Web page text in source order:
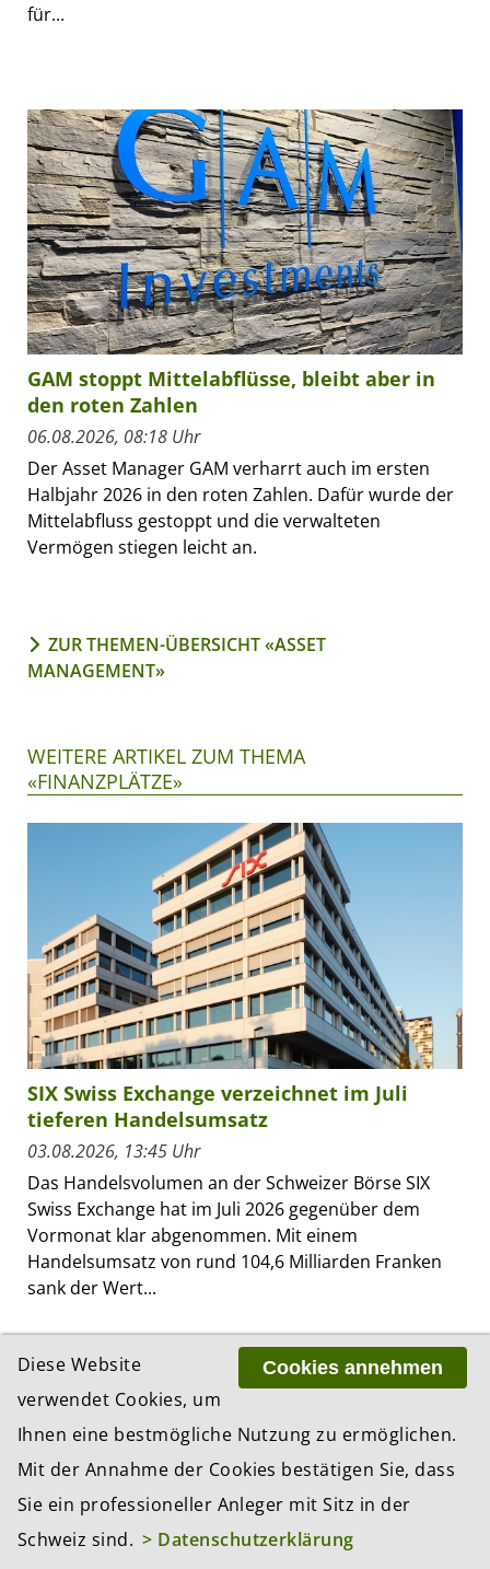
für...
GAM stoppt Mittelabflüsse, bleibt aber in
den roten Zahlen
06.08.2026, 08:18 Uhr
Der Asset Manager GAM verharrt auch im ersten
Halbjahr 2026 in den roten Zahlen. Dafür wurde der
Mittelabfluss gestoppt und die verwalteten
Vermögen stiegen leicht an.
ZUR THEMEN-ÜBERSICHT «ASSET
MANAGEMENT»
WEITERE ARTIKEL ZUM THEMA
«FINANZPLÄTZE»
SIX Swiss Exchange verzeichnet im Juli
tieferen Handelsumsatz
03.08.2026, 13:45 Uhr
Das Handelsvolumen an der Schweizer Börse SIX
Swiss Exchange hat im Juli 2026 gegenüber dem
Vormonat klar abgenommen. Mit einem
Handelsumsatz von rund 104,6 Milliarden Franken
sank der Wert...
Cookies annehmen
Diese Website
verwendet Cookies, um
Ihnen eine bestmögliche Nutzung zu ermöglichen.
Mit der Annahme der Cookies bestätigen Sie, dass
Sie ein professioneller Anleger mit Sitz in der
Schweiz sind. > Datenschutzerklärung